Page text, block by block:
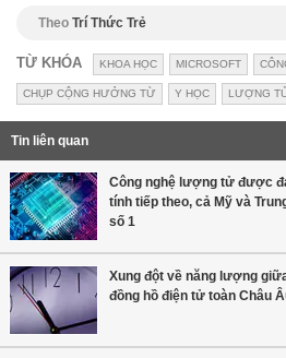
Theo Trí Thức Trẻ
TỪ KHÓA KHOA HỌC MICROSOFT
CHỤP CỘNG HƯỞNG TỪ Y HỌC LƯỢNG
Tin liên quan
Công nghệ lượng tử được
tính tiếp theo, cả Mỹ và
số 1
Xung đột về năng lượng
đồng hồ điện tử toàn Châu